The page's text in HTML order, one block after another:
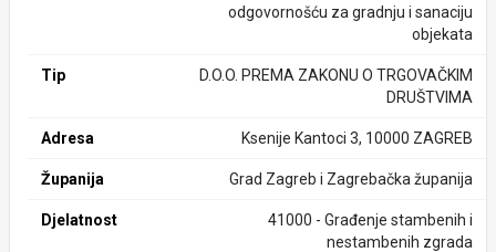
odgovornošću za gradnju i sanaciju
objekata
Tip
D.O.O. PREMA ZAKONU O TRGOVAČKIM
DRUŠTVIMA
Adresa Ksenije Kantoci 3, 10000 ZAGREB
Županija Grad Zagreb i Zagrebačka županija
Djelatnost
41000 - Građenje stambenih i
nestambenih zgrada